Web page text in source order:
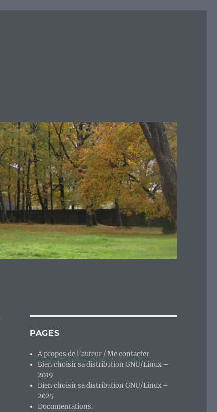
PAGES
A propos de l’auteur / Me contacter
Bien choisir sa distribution GNU/Linux –
2019
Bien choisir sa distribution GNU/Linux –
2025
Documentations.